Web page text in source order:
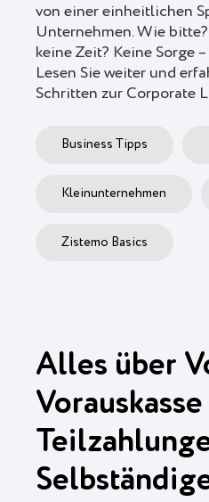
von einer einheitlichen
Unternehmen. Wie
keine Zeit? Keine Sorge
Lesen Sie weiter und
Schritten zur Corporate
Business Tipps
Kleinunternehmen
Zistemo Basics
Alles über